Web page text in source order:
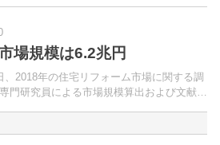
場規模は6.2兆円
、2018年の住宅リフォーム市場に関する調
門研究員による市場規模算出および文献調